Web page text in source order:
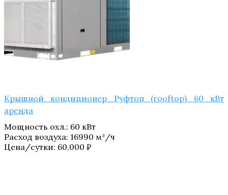
Крышной кондиционер Руфтоп (rooftop) 60 кВт
аренда
Мощность охл.: 60 кВт
Расход воздуха: 16990 м³/ч
Цена/сутки: 60,000 ₽